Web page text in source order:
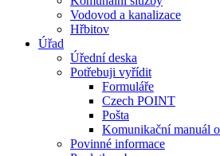
Vodovod a kanalizace
Hřbitov
Úřad
Úřední deska
Potřebuji vyřídit
Formuláře
Czech POINT
Pošta
Komunikační manuál
Povinné informace